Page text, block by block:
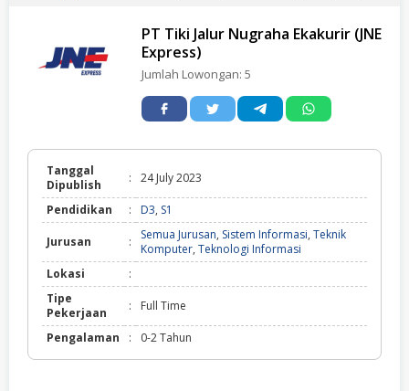
PT Tiki Jalur Nugraha Ekakurir (JNE
Express)
Jumlah Lowongan: 5
Tanggal
Dipublish
: 24 July 2023
Pendidikan : D3, S1
Jurusan : Semua Jurusan, Sistem Informasi, Teknik
Komputer, Teknologi Informasi
Lokasi
:
Tipe
Pekerjaan
: Full Time
Pengalaman : 0-2 Tahun